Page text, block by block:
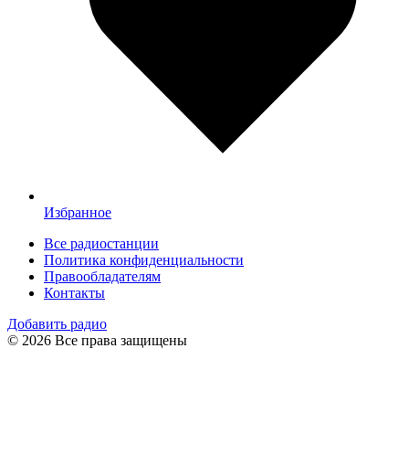
Избранное
Все радиостанции
Политика конфиденциальности
Правообладателям
Контакты
Добавить радио
© 2026 Все права защищены